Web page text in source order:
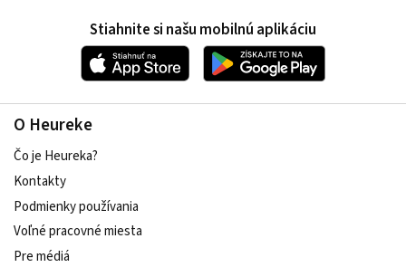
O Heureke
Čo je Heureka?
Kontakty
Podmienky používania
Voľné pracovné miesta
Pre médiá
Stiahnite si našu mobilnú aplikáciu